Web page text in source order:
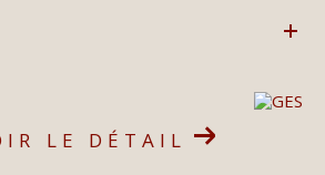
LE DÉTAIL